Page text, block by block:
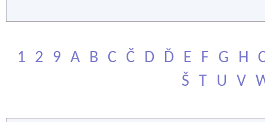
1 2 9 A B C Č D Ď E F G H
Š
T U V